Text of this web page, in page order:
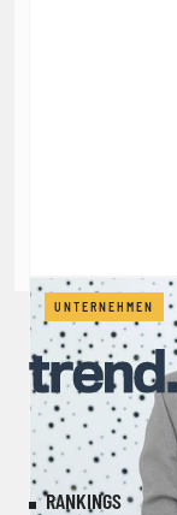
UNTERNEHMEN
RANKINGS